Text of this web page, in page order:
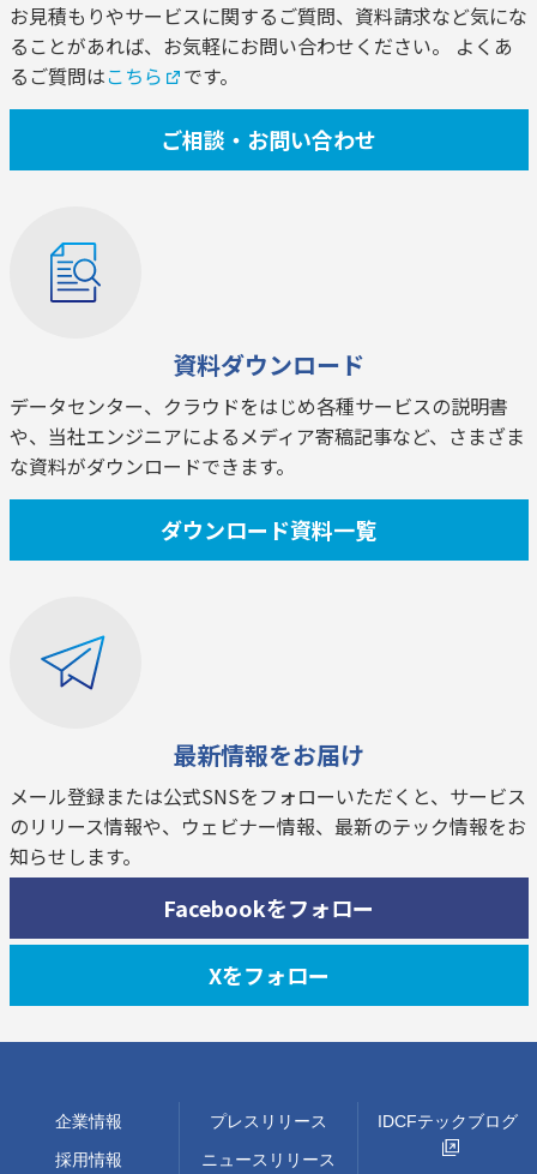
お見積もりやサービスに関するご質問、資料請求など気にな
ることがあれば、お気軽にお問い合わせください。 よくあ
るご質問はこちら です。
ご相談・お問い合わせ
資料ダウンロード
データセンター、クラウドをはじめ各種サービスの説明書
や、当社エンジニアによるメディア寄稿記事など、さまざま
な資料がダウンロードできます。
ダウンロード資料一覧
最新情報をお届け
メール登録または公式SNSをフォローいただくと、サービス
のリリース情報や、ウェビナー情報、最新のテック情報をお
知らせします。
Facebookをフォロー
Xをフォロー
企業情報
採用情報
プレスリリース
ニュースリリース
IDCFテックブログ